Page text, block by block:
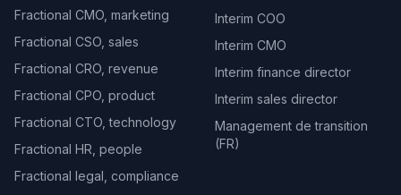
Fractional CMO, marketing
Fractional CSO, sales
Fractional CRO, revenue
Fractional CPO, product
Fractional CTO, technology
Fractional HR, people
Fractional legal, compliance
Interim COO
Interim CMO
Interim finance director
Interim sales director
Management de transition
(FR)